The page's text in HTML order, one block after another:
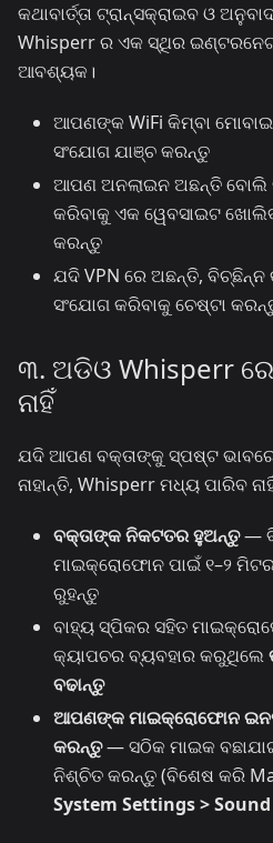
କଥାବାର୍ତ୍ତା ଟ୍ରାନ୍ସକ୍ରାଇବ ଓ
Whisperr ର ଏକ ସ୍ଥିର
ଆବଶ୍ୟକ।
ଆପଣଙ୍କ WiFi କିମ୍ବା
ସଂଯୋଗ ଯାଞ୍ଚ କରନ୍ତୁ
ଆପଣ ଅନଲାଇନ ଅଛନ୍ତି ବୋଲି
କରିବାକୁ ଏକ ୱେବସାଇଟ
କରନ୍ତୁ
ଯଦି VPN ରେ ଅଛନ୍ତି, ବିଚ୍ଛିନ୍ନ
ସଂଯୋଗ କରିବାକୁ ଚେଷ୍ଟା
୩. ଅଡିଓ Whisperr
ନାହିଁ
ଯଦି ଆପଣ ବକ୍ତାଙ୍କୁ ସ୍ପଷ୍ଟ
ନାହାନ୍ତି, Whisperr ମଧ୍ୟ ପାରିବ
ବକ୍ତାଙ୍କ ନିକଟତର ହୁଅନ୍ତୁ—
ମାଇକ୍ରୋଫୋନ ପାଇଁ ୧–୨
ରୁହନ୍ତୁ
ବାହ୍ୟ ସ୍ପିକର ସହିତ
କ୍ୟାପଚର ବ୍ୟବହାର କରୁଥିଲେ
ବଢାନ୍ତୁ
ଆପଣଙ୍କ ମାଇକ୍ରୋଫୋନ
କରନ୍ତୁ— ସଠିକ ମାଇକ
ନିଶ୍ଚିତ କରନ୍ତୁ (ବିଶେଷ କରି
System Settings >